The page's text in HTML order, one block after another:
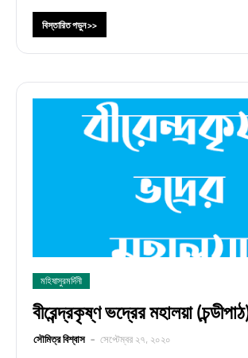
বিস্তারিত পড়ুন >>
মহিষাসুরমর্দিনী
বীরেন্দ্রকৃষ্ণ ভদ্রের মহালয়া
সৌমিত্র বিশ্বাস সেপ্টেম্বর ২৭, ২০২০